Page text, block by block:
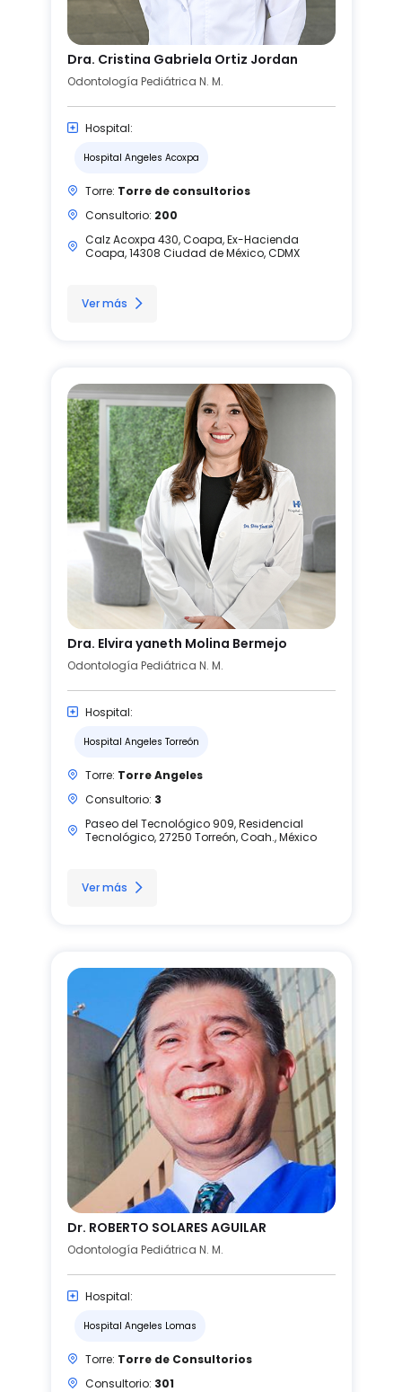
Dra. Cristina Gabriela Ortiz Jordan
Odontología Pediátrica N. M.
Hospital:
Hospital Angeles Acoxpa
Torre: Torre de consultorios
Consultorio: 200
Calz Acoxpa 430, Coapa, Ex-Hacienda
Coapa, 14308 Ciudad de México, CDMX
Ver más
Dra. Elvira yaneth Molina Bermejo
Odontología Pediátrica N. M.
Hospital:
Hospital Angeles Torreón
Torre: Torre Angeles
Consultorio: 3
Paseo del Tecnológico 909, Residencial
Tecnológico, 27250 Torreón, Coah., México
Ver más
Dr. ROBERTO SOLARES AGUILAR
Odontología Pediátrica N. M.
Hospital:
Hospital Angeles Lomas
Torre: Torre de Consultorios
Consultorio: 301